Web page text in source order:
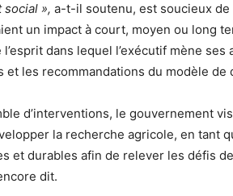
social », a-t-il soutenu, est soucieux
un impact à court, moyen ou long
dans lequel l’exécutif mène ses
et les recommandations du modèle de
d’interventions, le gouvernement
la recherche agricole, en tant
et durables afin de relever les défis
dit.